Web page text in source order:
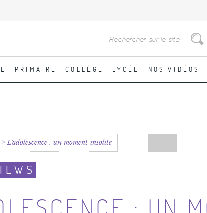
PRIMAIRE COLLÈGE LYCÉE NOS VIDÉOS
L’adolescence : un moment insolite